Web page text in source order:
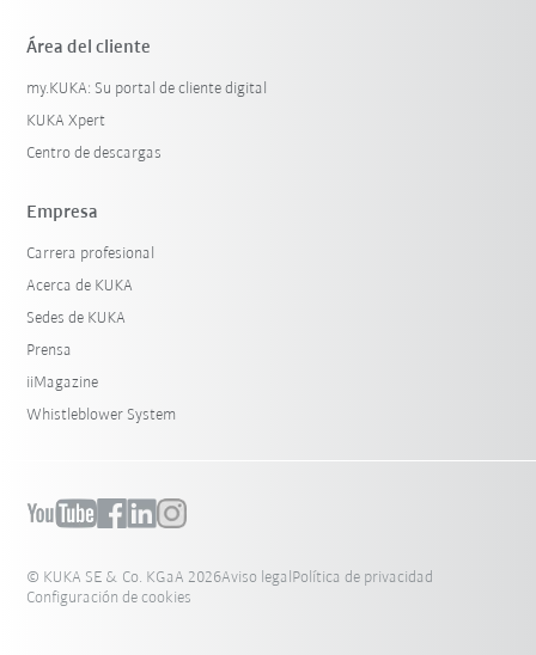
Área del cliente
my.KUKA: Su portal de cliente digital
KUKA Xpert
Centro de descargas
Empresa
Carrera profesional
Acerca de KUKA
Sedes de KUKA
Prensa
iiMagazine
Whistleblower System
© KUKA SE & Co. KGaA 2026Aviso legalPolítica de privacidad
Configuración de cookies